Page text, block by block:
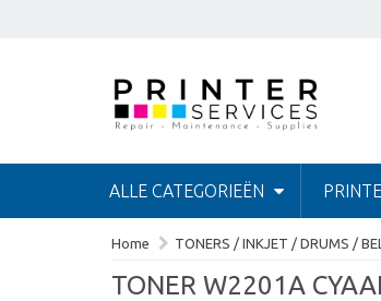
ALLE CATEGORIEËN
Home TONERS / INKJET / DRUMS /
TONER W2201A